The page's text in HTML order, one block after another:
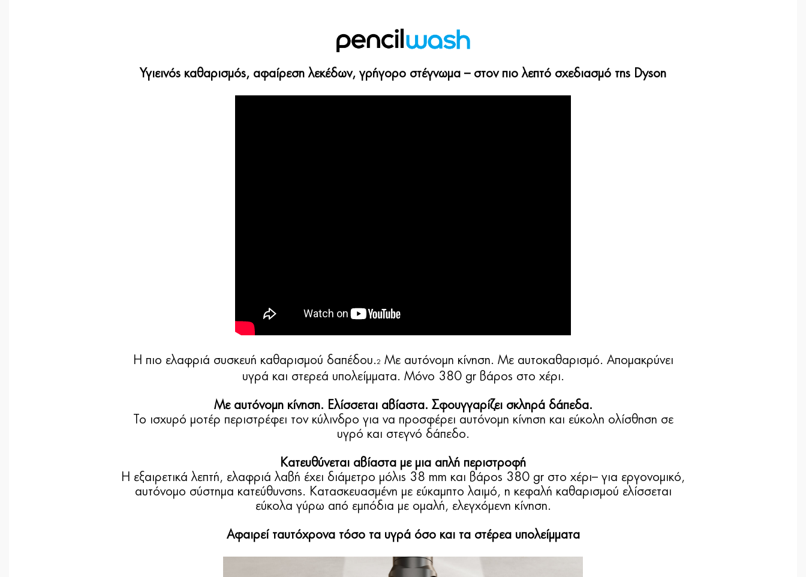
Υγιεινός καθαρισμός, αφαίρεση λεκέδων, γρήγορο στέγνωμα – στον πιο λεπτό σχεδιασμό της Dyson
Η πιο ελαφριά συσκευή καθαρισμού δαπέδου.2
Με αυτόνομη κίνηση. Με αυτοκαθαρισμό. Απομακρύνει
υγρά και στερεά υπολείμματα. Μόνο 380 gr βάρος στο χέρι.
Με αυτόνομη κίνηση. Ελίσσεται αβίαστα. Σφουγγαρίζει σκληρά δάπεδα.
Το ισχυρό μοτέρ περιστρέφει τον κύλινδρο για να προσφέρει αυτόνομη κίνηση και εύκολη ολίσθηση σε
υγρό και στεγνό δάπεδο.
Κατευθύνεται αβίαστα με μια απλή περιστροφή
Η εξαιρετικά λεπτή, ελαφριά λαβή έχει διάμετρο μόλις 38 mm και βάρος 380 gr στο χέρι– για εργονομικό,
αυτόνομο σύστημα κατεύθυνσης. Κατασκευασμένη με εύκαμπτο λαιμό, η κεφαλή καθαρισμού ελίσσεται
εύκολα γύρω από εμπόδια με ομαλή, ελεγχόμενη κίνηση.
Αφαιρεί ταυτόχρονα τόσο τα υγρά όσο και τα στέρεα υπολείμματα